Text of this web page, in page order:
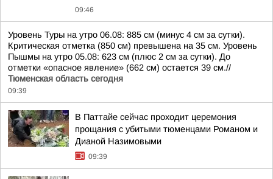
09:46
Уровень Туры на утро 06.08: 885 см (минус 4 см за сутки).
Критическая отметка (850 см) превышена на 35 см. Уровень
Пышмы на утро 05.08: 623 см (плюс 2 см за сутки). До
отметки «опасное явление» (662 см) остается 39 см.//
Тюменская область сегодня
09:39
В Паттайе сейчас проходит церемония
прощания с убитыми тюменцами Романом и
Дианой Назимовыми
09:39